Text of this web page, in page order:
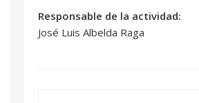
Responsable de la actividad:
José Luis Albelda Raga